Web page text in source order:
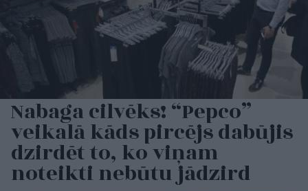
Nabaga cilvēks! “Pepco”
veikalā kāds pircējs dabūjis
dzirdēt to, ko viņam
noteikti nebūtu jādzird